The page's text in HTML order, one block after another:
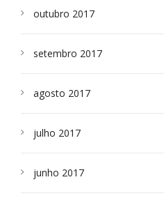
outubro 2017
setembro 2017
agosto 2017
julho 2017
junho 2017